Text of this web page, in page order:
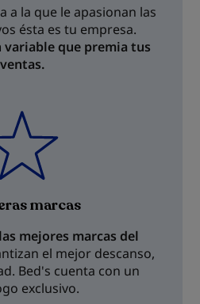
a la que le apasionan las
ésta es tu empresa.
variable que premia tus
ventas.
marcas
las mejores marcas del
el mejor descanso,
Bed's cuenta con un
exclusivo.